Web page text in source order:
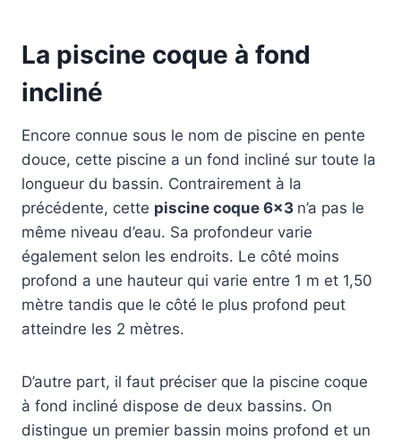
La piscine coque à fond
incliné
Encore connue sous le nom de piscine en pente
douce, cette piscine a un fond incliné sur toute la
longueur du bassin. Contrairement à la
précédente, cette piscine coque 6×3 n’a pas le
même niveau d’eau. Sa profondeur varie
également selon les endroits. Le côté moins
profond a une hauteur qui varie entre 1 m et 1,50
mètre tandis que le côté le plus profond peut
atteindre les 2 mètres.
D’autre part, il faut préciser que la piscine coque
à fond incliné dispose de deux bassins. On
distingue un premier bassin moins profond et un